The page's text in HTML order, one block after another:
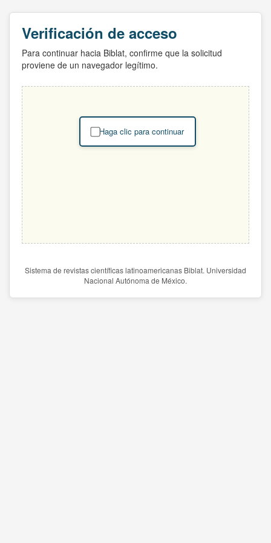
Verificación de acceso
Para continuar hacia Biblat, confirme que la solicitud
proviene de un navegador legítimo.
Haga clic para continuar
Sistema de revistas científicas latinoamericanas Biblat. Universidad
Nacional Autónoma de México.